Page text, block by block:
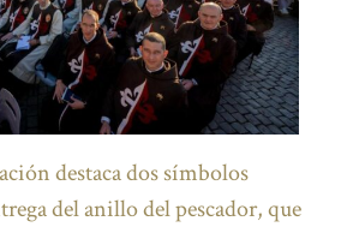
destaca dos símbolos
del anillo del pescador, que